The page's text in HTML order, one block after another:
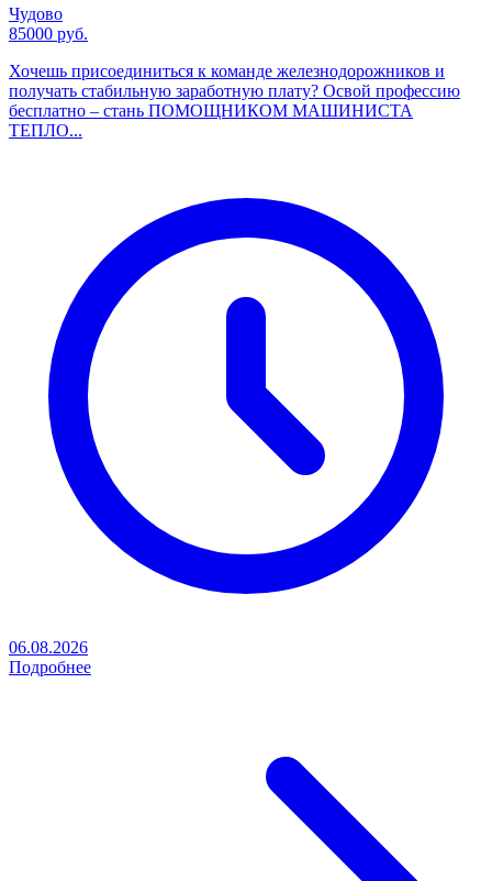
Чудово
85000 руб.
Хочешь присоединиться к команде железнодорожников и
получать стабильную заработную плату? Освой профессию
бесплатно – стань ПОМОЩНИКОМ МАШИНИСТА
ТЕПЛО...
06.08.2026
Подробнее